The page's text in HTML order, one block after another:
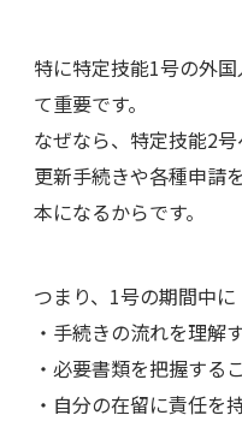
特に特定技能1号の外
て重要です。
なぜなら、特定技能2号
更新手続きや各種申請
本になるからです。
つまり、1号の期間中に
・手続きの流れを理解
・必要書類を把握する
・自分の在留に責任を